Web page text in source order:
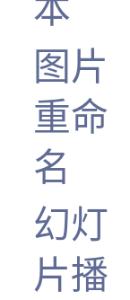
图片
重命
名
幻灯
片播